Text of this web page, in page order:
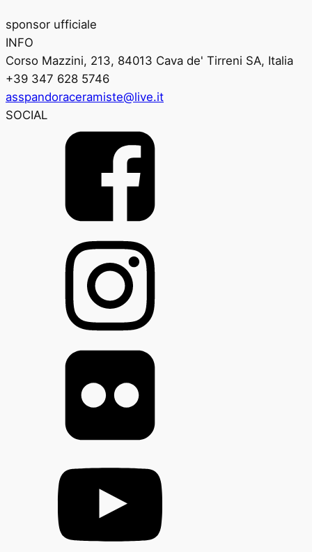
sponsor ufficiale
INFO
Corso Mazzini, 213, 84013 Cava de' Tirreni SA, Italia
+39 347 628 5746
asspandoraceramiste@live.it
SOCIAL